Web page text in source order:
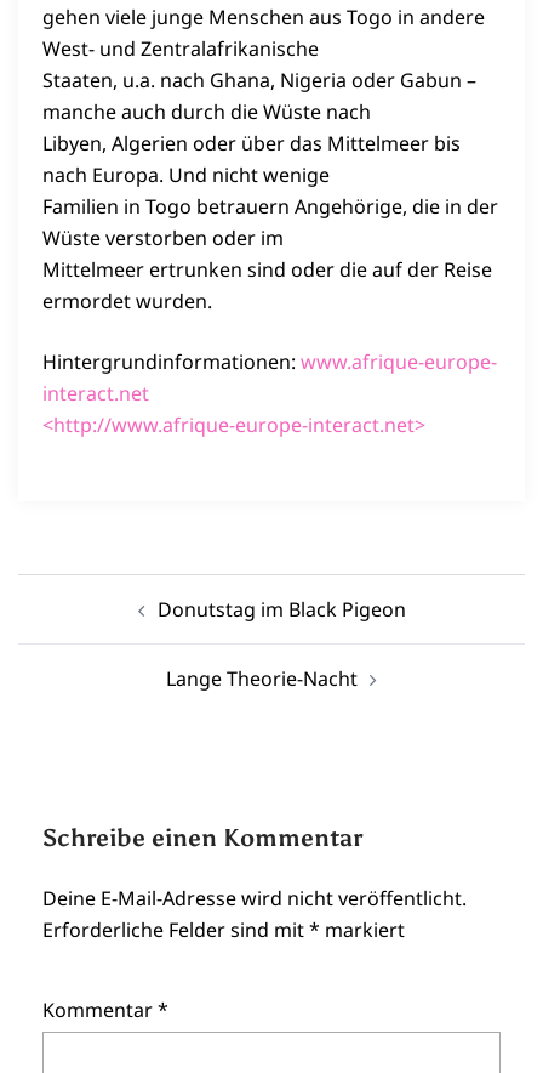
gehen viele junge Menschen aus Togo in andere
West- und Zentralafrikanische
Staaten, u.a. nach Ghana, Nigeria oder Gabun –
manche auch durch die Wüste nach
Libyen, Algerien oder über das Mittelmeer bis
nach Europa. Und nicht wenige
Familien in Togo betrauern Angehörige, die in der
Wüste verstorben oder im
Mittelmeer ertrunken sind oder die auf der Reise
ermordet wurden.
Hintergrundinformationen: www.afrique-europe-
interact.net
<http://www.afrique-europe-interact.net>
Donutstag im Black Pigeon
Lange Theorie-Nacht
Schreibe einen Kommentar
Deine E-Mail-Adresse wird nicht veröffentlicht.
Erforderliche Felder sind mit* markiert
Kommentar*